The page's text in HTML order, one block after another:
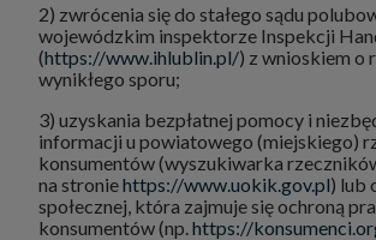
2) zwrócenia się do stałego sądu
wojewódzkim inspektorze Inspekcji
(https://www.ihlublin.pl/) z wnioskiem o
wynikłego sporu;
3) uzyskania bezpłatnej pomocy i
informacji u powiatowego (miejskiego)
konsumentów (wyszukiwarka
na stroniehttps://www.uokik.gov.pl) lub
społecznej, która zajmuje się ochroną
konsumentów (np. https://